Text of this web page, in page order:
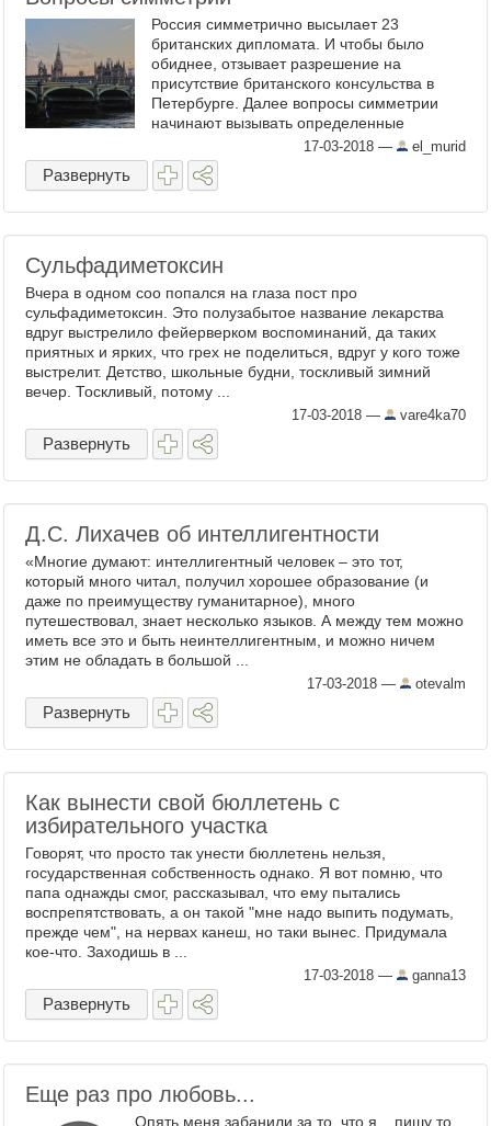
Россия симметрично высылает 23
британских дипломата. И чтобы было
обиднее, отзывает разрешение на
присутствие британского консульства в
Петербурге. Далее вопросы симметрии
начинают вызывать определенные
сомнения. По идее, англичане могут
начать высылку сановных чад и прочих
жен-любовниц ...
17-03-2018 — el_murid
Развернуть
Сульфадиметоксин
Вчера в одном соо попался на глаза пост про
сульфадиметоксин. Это полузабытое название лекарства
вдруг выстрелило фейерверком воспоминаний, да таких
приятных и ярких, что грех не поделиться, вдруг у кого тоже
выстрелит. Детство, школьные будни, тоскливый зимний
вечер. Тоскливый, потому ...
17-03-2018 — vare4ka70
Развернуть
Д.С. Лихачев об интеллигентности
«Многие думают: интеллигентный человек – это тот,
который много читал, получил хорошее образование (и
даже по преимуществу гуманитарное), много
путешествовал, знает несколько языков. А между тем можно
иметь все это и быть неинтеллигентным, и можно ничем
этим не обладать в большой ...
17-03-2018 — otevalm
Развернуть
Как вынести свой бюллетень с
избирательного участка
Говорят, что просто так унести бюллетень нельзя,
государственная собственность однако. Я вот помню, что
папа однажды смог, рассказывал, что ему пытались
воспрепятствовать, а он такой "мне надо выпить подумать,
прежде чем", на нервах канеш, но таки вынес. Придумала
кое-что. Заходишь в ...
17-03-2018 — ganna13
Развернуть
Еще раз про любовь...
Опять меня забанили за то, что я ...пишу то,